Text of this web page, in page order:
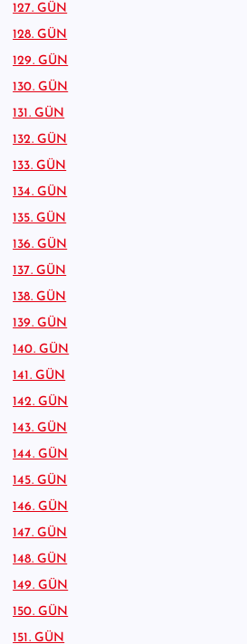
127. GÜN
128. GÜN
129. GÜN
130. GÜN
131. GÜN
132. GÜN
133. GÜN
134. GÜN
135. GÜN
136. GÜN
137. GÜN
138. GÜN
139. GÜN
140. GÜN
141. GÜN
142. GÜN
143. GÜN
144. GÜN
145. GÜN
146. GÜN
147. GÜN
148. GÜN
149. GÜN
150. GÜN
151. GÜN